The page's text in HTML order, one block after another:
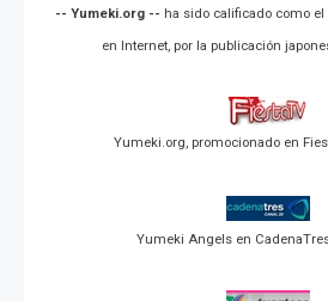
-- Yumeki.org -- ha sido calificado como
en Internet, por la publicación
Yumeki.org, promocionado en
Yumeki Angels en